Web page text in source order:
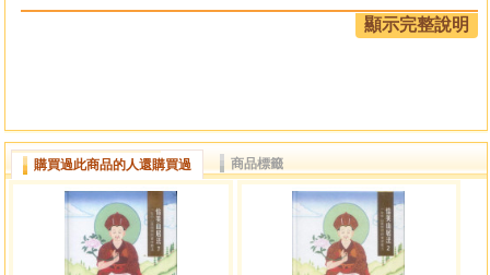
除了業力之外
山居法》中。這部山居法著於西元1659年，共有595藏頁，
是噶舉派不共的教言，也是大圓滿不共的無上教法。
本系列匯集一百多部有關閉關實修的典籍精華，內容由
淺入深分別解說，所有內容分類清楚，每一章就是一個主
題，基本上所有解脫道上的教誡，已全部包括在其中。本系
顯示完整說明
購買過此商品的人還購買過 商品標籤